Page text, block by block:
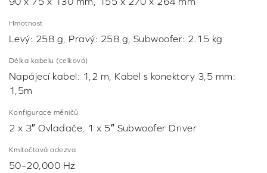
Hmotnost
Levý: 258 g, Pravý: 258 g, Subwoofer: 2.15 kg
Délka kabelu (celková)
Napájecí kabel: 1,2 m, Kabel s konektory 3,5 mm:
1,5m
Konfigurace měničů
2 x 3″ Ovladače, 1 x 5″ Subwoofer Driver
Kmitočtová odezva
50–20,000 Hz